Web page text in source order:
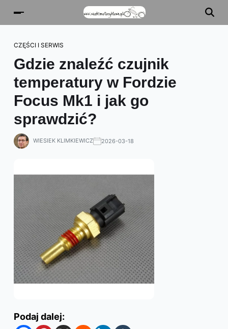
CZĘŚCI I SERWIS
Gdzie znaleźć czujnik
temperatury w Fordzie
Focus Mk1 i jak go
sprawdzić?
WIESIEK KLIMKIEWICZ 2026-03-18
Podaj dalej: